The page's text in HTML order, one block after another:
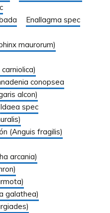
Enallagma spec
maurorum)
conopsea
alcon)
Idaea spec
(Anguis fragilis)
arcania)
galathea)